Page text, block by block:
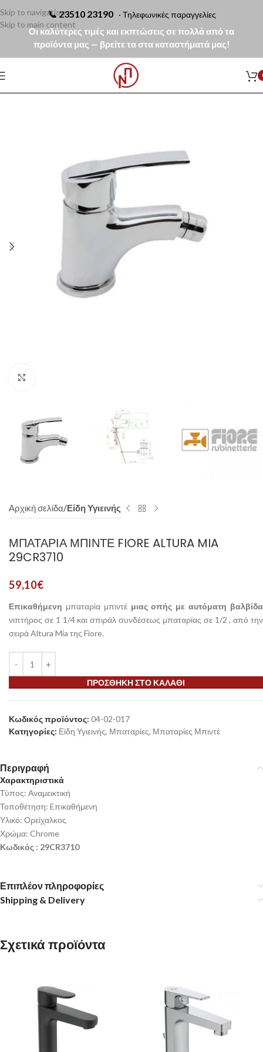
📞23510 23190 · Τηλεφωνικές παραγγελίες
Οι καλύτερες τιμές και εκπτώσεις σε πολλά από τα
προϊόντα μας — βρείτε τα στα καταστήματά μας!
Skip to navigation
Skip to main content
Αρχική σελίδα Είδη Υγιεινής
ΜΠΑΤΑΡΊΑ ΜΠΙΝΤΈ FIORE ALTURA MIA
29CR3710
59,10€
Επικαθήμενη μπαταρία μπιντέ μιας οπής με αυτόματη βαλβίδα
νιπτήρος σε 1 1/4 και σπιράλ συνδέσεως μπαταρίας σε 1/2 , από την
σειρά Altura Mia της Fiore.
ΠΡΟΣΘΉΚΗ ΣΤΟ ΚΑΛΆΘΙ
Κωδικός προϊόντος: 04-02-017
Κατηγορίες: Είδη Υγιεινής, Μπαταρίες, Μπαταρίες Μπιντέ
Περιγραφή
Χαρακτηριστικά
Τύπος: Αναμεικτική
Τοποθέτηση: Eπικαθήμενη
Υλικό: Ορείχαλκος
Χρώμα: Chrome
Κωδικός : 29CR3710
Επιπλέον πληροφορίες
Shipping & Delivery
Σχετικά προϊόντα